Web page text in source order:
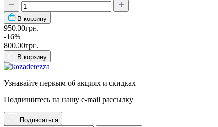
В корзину
950.00грн.
-16%
800.00грн.
В корзину
Узнавайте первым об акциях и скидках
Подпишитесь на нашу e-mail рассылку
Подписаться